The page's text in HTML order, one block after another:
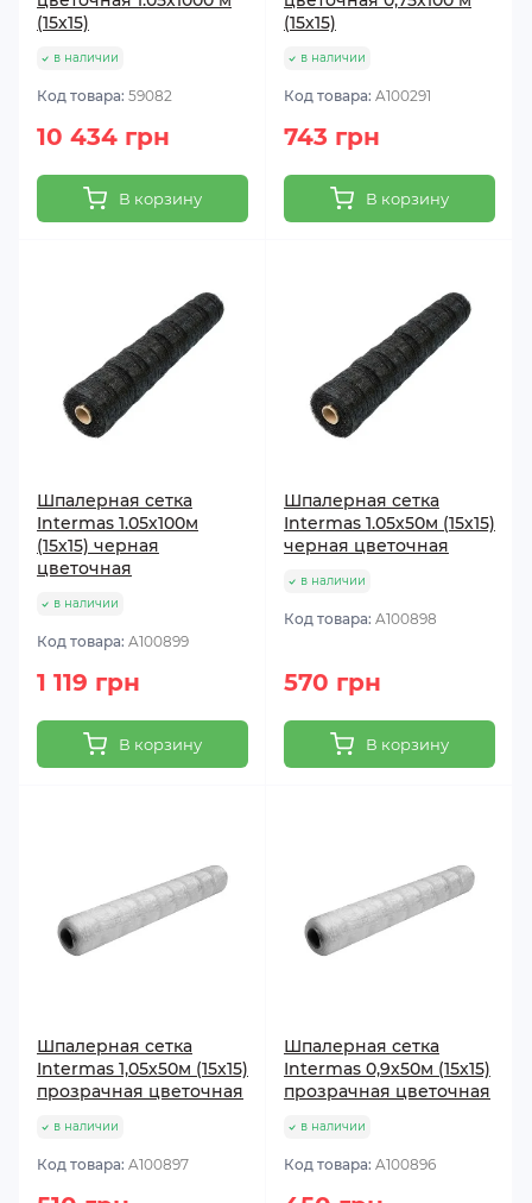
(15х15)
в наличии
Код товара: 59082
10 434 грн
В корзину
(15х15)
в наличии
Код товара: A100291
743 грн
В корзину
Шпалерная сетка
Intermas 1.05х100м
(15х15) черная
цветочная
в наличии
Код товара: A100899
1 119 грн
В корзину
Шпалерная сетка
Intermas 1.05х50м (15х15)
черная цветочная
в наличии
Код товара: A100898
570 грн
В корзину
Шпалерная сетка
Intermas 1,05х50м (15х15)
прозрачная цветочная
в наличии
Код товара: A100897
Шпалерная сетка
Intermas 0,9х50м (15х15)
прозрачная цветочная
в наличии
Код товара: A100896